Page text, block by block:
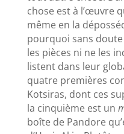
chose est à l’œuvre
même en la
pourquoi sans
les pièces ni ne les
listent dans leur
quatre premières
Kotsiras, dont ces
la cinquième est un
boîte de Pandore